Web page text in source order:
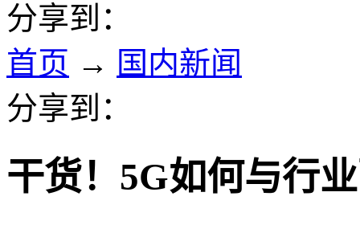
分享到：
首页 → 国内新闻
分享到：
干货！5G如何与行